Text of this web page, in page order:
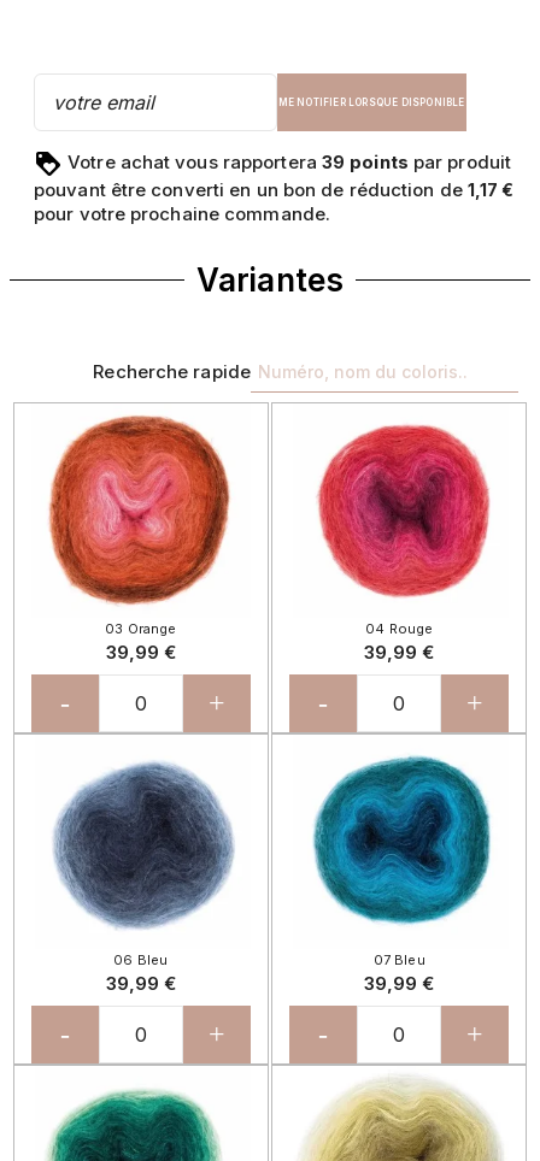
ME NOTIFIER LORSQUE DISPONIBLE
Votre achat vous rapportera 39 points par produit
pouvant être converti en un bon de réduction de 1,17 €
pour votre prochaine commande.
Variantes
Recherche rapide
03 Orange
39,99 €
- +
04 Rouge
39,99 €
- +
06 Bleu
39,99 €
- +
07 Bleu
39,99 €
- +